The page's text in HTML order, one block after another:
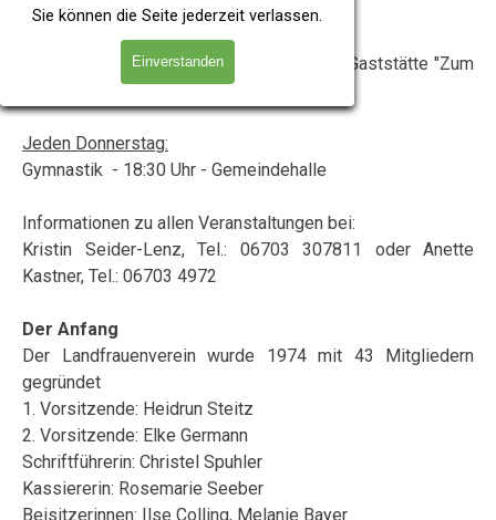
Sie können die Seite jederzeit verlassen.
Einverstanden
Jeder dritte Mittwoch im Monat:
Frauenstammtisch - ab 18:00 Uhr - in der Gaststätte "Zum
Jeden Donnerstag:
Gymnastik - 18:30 Uhr - Gemeindehalle
Informationen zu allen Veranstaltungen bei:
Kristin Seider-Lenz, Tel.: 06703 307811 oder Anette
Kastner, Tel.: 06703 4972
Der Anfang
Der Landfrauenverein wurde 1974 mit 43 Mitgliedern
gegründet
1. Vorsitzende: Heidrun Steitz
2. Vorsitzende: Elke Germann
Schriftführerin: Christel Spuhler
Kassiererin: Rosemarie Seeber
Beisitzerinnen: Ilse Colling, Melanie Bayer